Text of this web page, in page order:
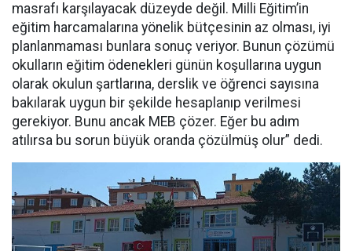
masrafı karşılayacak düzeyde değil. Milli Eğitim’in
eğitim harcamalarına yönelik bütçesinin az olması, iyi
planlanmaması bunlara sonuç veriyor. Bunun çözümü
okulların eğitim ödenekleri günün koşullarına uygun
olarak okulun şartlarına, derslik ve öğrenci sayısına
bakılarak uygun bir şekilde hesaplanıp verilmesi
gerekiyor. Bunu ancak MEB çözer. Eğer bu adım
atılırsa bu sorun büyük oranda çözülmüş olur” dedi.